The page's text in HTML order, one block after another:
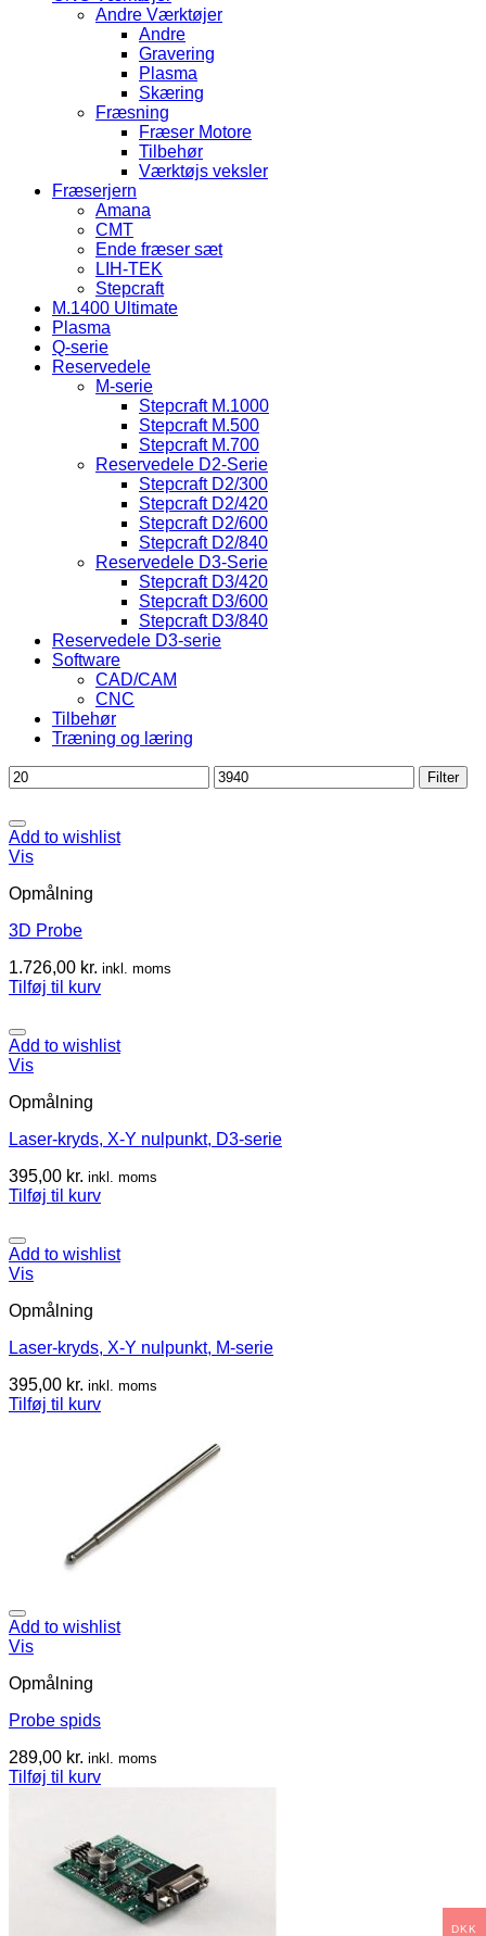
Andre Værktøjer
Andre
Gravering
Plasma
Skæring
Fræsning
Fræser Motore
Tilbehør
Værktøjs veksler
Fræserjern
Amana
CMT
Ende fræser sæt
LIH-TEK
Stepcraft
M.1400 Ultimate
Plasma
Q-serie
Reservedele
M-serie
Stepcraft M.1000
Stepcraft M.500
Stepcraft M.700
Reservedele D2-Serie
Stepcraft D2/300
Stepcraft D2/420
Stepcraft D2/600
Stepcraft D2/840
Reservedele D3-Serie
Stepcraft D3/420
Stepcraft D3/600
Stepcraft D3/840
Reservedele D3-serie
Software
CAD/CAM
CNC
Tilbehør
Træning og læring
Mindste
pris
Højeste
pris
Filter
Add to wishlist
Vis
Opmålning
3D Probe
1.726,00 kr. inkl. moms
Tilføj til kurv
Add to wishlist
Vis
Opmålning
Laser-kryds, X-Y nulpunkt, D3-serie
395,00 kr. inkl. moms
Tilføj til kurv
Add to wishlist
Vis
Opmålning
Laser-kryds, X-Y nulpunkt, M-serie
395,00 kr. inkl. moms
Tilføj til kurv
Add to wishlist
Vis
Opmålning
Probe spids
289,00 kr. inkl. moms
Tilføj til kurv
DKK